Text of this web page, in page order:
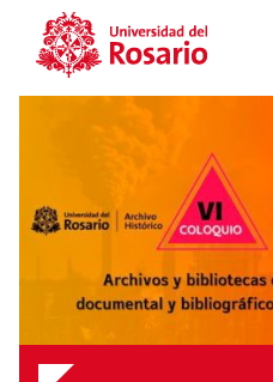
Skip to main content